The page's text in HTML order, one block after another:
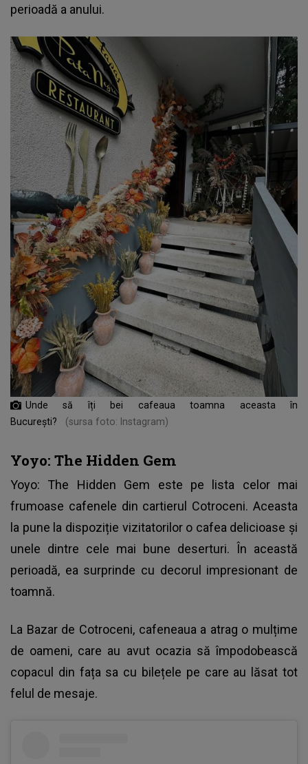
perioadă a anului.
Unde să îți bei cafeaua toamna aceasta în
București?
(sursa foto: Instagram)
Yoyo: The Hidden Gem
Yoyo: The Hidden Gem este pe lista celor mai
frumoase cafenele din cartierul Cotroceni. Aceasta
la pune la dispoziție vizitatorilor o cafea delicioase și
unele dintre cele mai bune deserturi. În această
perioadă, ea surprinde cu decorul impresionant de
toamnă.
La Bazar de Cotroceni, cafeneaua a atrag o mulțime
de oameni, care au avut ocazia să împodobească
copacul din fața sa cu bilețele pe care au lăsat tot
felul de mesaje.